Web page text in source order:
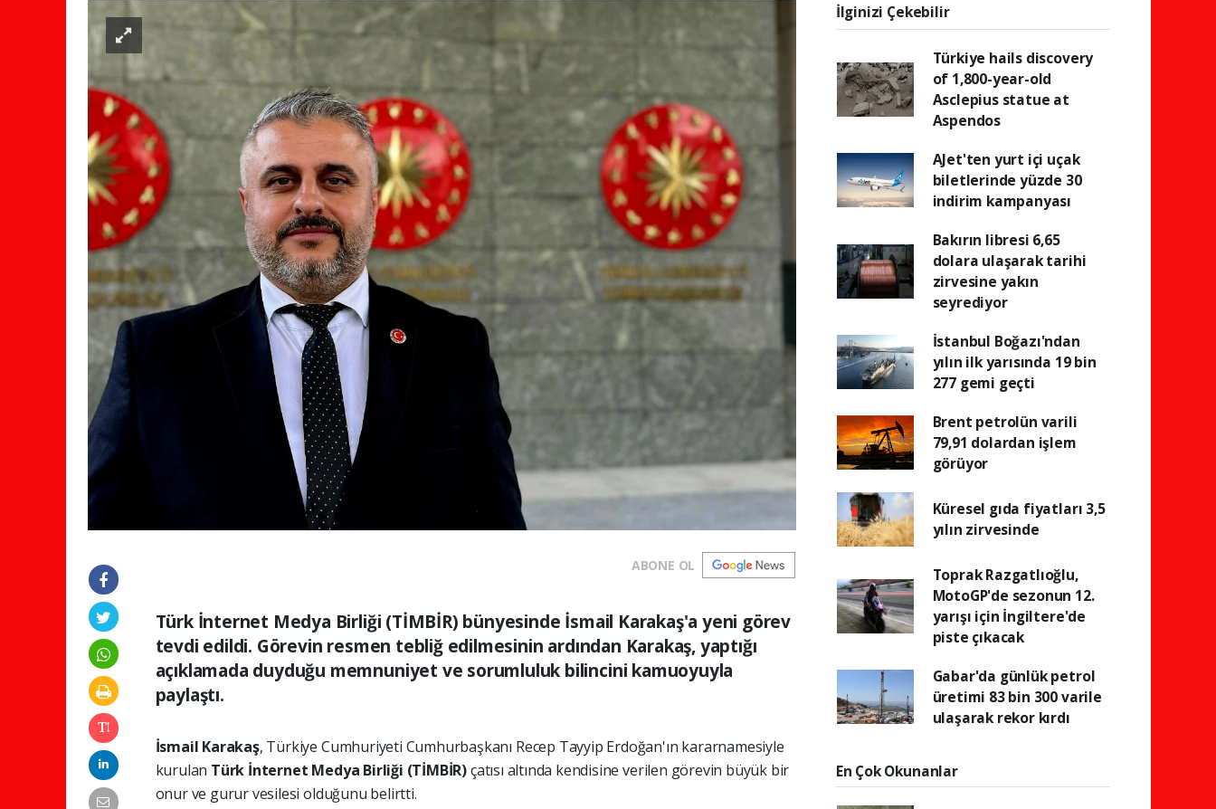
ABONE OL
Türk İnternet Medya Birliği (TİMBİR) bünyesinde İsmail Karakaş'a yeni görev
tevdi edildi. Görevin resmen tebliğ edilmesinin ardından Karakaş, yaptığı
açıklamada duyduğu memnuniyet ve sorumluluk bilincini kamuoyuyla
paylaştı.
İsmail Karakaş, Türkiye Cumhuriyeti Cumhurbaşkanı Recep Tayyip Erdoğan'ın kararnamesiyle
kurulan Türk İnternet Medya Birliği (TİMBİR)çatısı altında kendisine verilen görevin büyük bir
onur ve gurur vesilesi olduğunu belirtti.
İlginizi Çekebilir
Türkiye hails discovery
of 1,800-year-old
Asclepius statue at
Aspendos
AJet'ten yurt içi uçak
biletlerinde yüzde 30
indirim kampanyası
Bakırın libresi 6,65
dolara ulaşarak tarihi
zirvesine yakın
seyrediyor
İstanbul Boğazı'ndan
yılın ilk yarısında 19 bin
277 gemi geçti
Brent petrolün varili
79,91 dolardan işlem
görüyor
Küresel gıda fiyatları 3,5
yılın zirvesinde
Toprak Razgatlıoğlu,
MotoGP'de sezonun 12.
yarışı için İngiltere'de
piste çıkacak
Gabar'da günlük petrol
üretimi 83 bin 300 varile
ulaşarak rekor kırdı
En Çok Okunanlar